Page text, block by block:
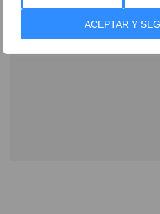
ACEPTAR Y